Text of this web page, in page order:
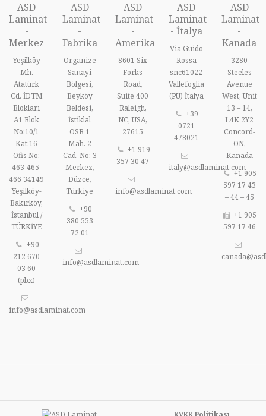
ASD
Laminat
-
Merkez
Yeşilköy
Mh.
Atatürk
Cd. İDTM
Blokları
A1 Blok
No:10/1
Kat:16
Ofis No:
463-465-
466 34149
Yeşilköy-
Bakırköy,
İstanbul /
TÜRKİYE
+90
212 670
03 60
(pbx)
info@asdlaminat.com
ASD
Laminat
-
Fabrika
Organize
Sanayi
Bölgesi,
Beyköy
Beldesi,
İstiklal
OSB 1
Mah. 2
Cad. No: 3
Merkez,
Düzce,
Türkiye
+90
380 553
72 01
info@asdlaminat.com
ASD
Laminat
-
Amerika
8601 Six
Forks
Road,
Suite 400
Raleigh,
NC, USA,
27615
+1 919
357 30 47
info@asdlaminat.com
ASD
Laminat
- İtalya
Via Guido
Rossa
snc61022
Vallefoglia
(PU) İtalya
+39
0721
478021
italy@asdlaminat.com
ASD
Laminat
-
Kanada
3280
Steeles
Avenue
West, Unit
13 – 14,
L4K 2Y2
Concord-
ON,
Kanada
+1 905
597 17 43
– 44 – 45
+1 905
597 17 46